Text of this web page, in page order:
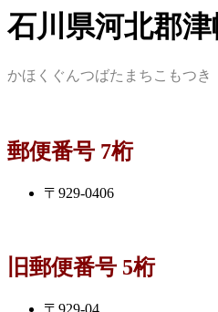
石川県河北郡津
かほくぐんつばたまちこもつき
郵便番号 7桁
〒929-0406
旧郵便番号 5桁
〒929-04